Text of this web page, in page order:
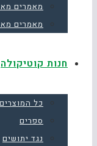
מאמרים
מאמרים
חנות קוטיקולה
כל המוצרים
ספרים
נגד יתושים